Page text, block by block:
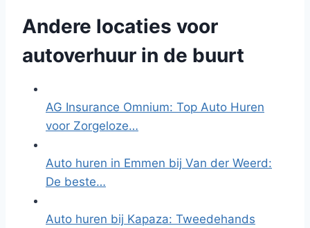
Andere locaties voor
autoverhuur in de buurt
AG Insurance Omnium: Top Auto Huren
voor Zorgeloze…
Auto huren in Emmen bij Van der Weerd:
De beste…
Auto huren bij Kapaza: Tweedehands